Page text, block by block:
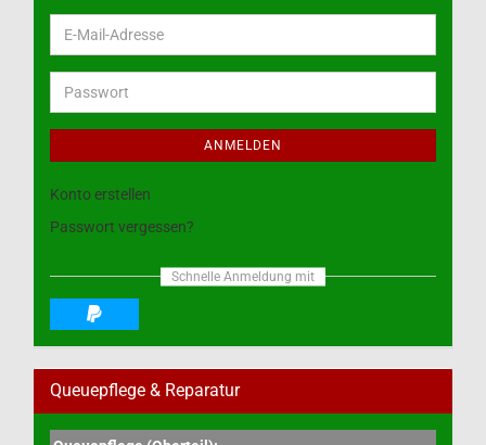
E-
Mail-
Adresse
Passwort
ANMELDEN
Konto erstellen
Passwort vergessen?
Schnelle Anmeldung mit
Queuepflege & Reparatur